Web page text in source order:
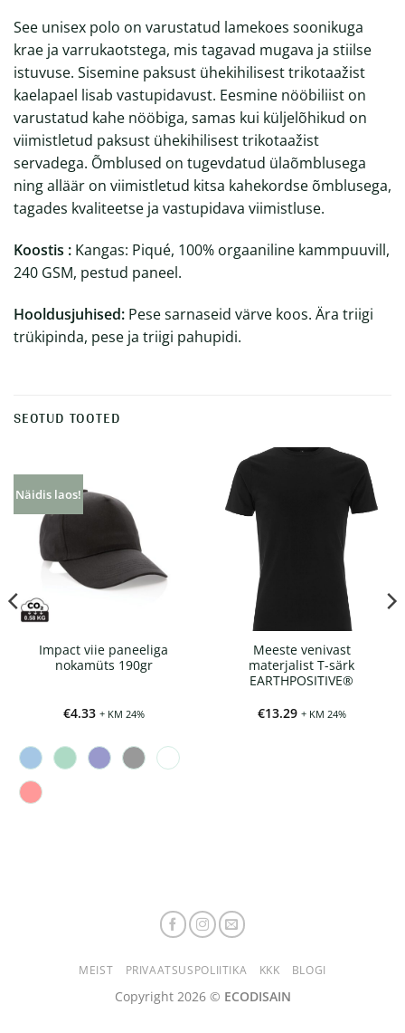
See unisex polo on varustatud lamekoes soonikuga
krae ja varrukaotstega, mis tagavad mugava ja stiilse
istuvuse. Sisemine paksust ühekihilisest trikotaažist
kaelapael lisab vastupidavust. Eesmine nööbiliist on
varustatud kahe nööbiga, samas kui küljelõhikud on
viimistletud paksust ühekihilisest trikotaažist
servadega. Õmblused on tugevdatud ülaõmblusega
ning alläär on viimistletud kitsa kahekordse õmblusega,
tagades kvaliteetse ja vastupidava viimistluse.
Koostis : Kangas: Piqué, 100% orgaaniline kammpuuvill,
240 GSM, pestud paneel.
Hooldusjuhised: Pese sarnaseid värve koos. Ära triigi
trükipinda, pese ja triigi pahupidi.
SEOTUD TOOTED
Näidis laos!
Impact viie paneeliga
nokamüts 190gr
€4.33 + KM 24%
Meeste venivast
materjalist T-särk
EARTHPOSITIVE®
€13.29 + KM 24%
MEIST PRIVAATSUSPOLIITIKA KKK BLOGI
Copyright 2026 © ECODISAIN